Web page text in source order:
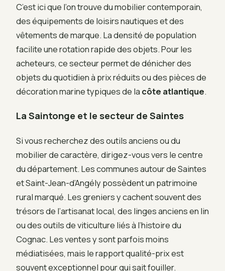
C’est ici que l’on trouve du mobilier contemporain,
des équipements de loisirs nautiques et des
vêtements de marque. La densité de population
facilite une rotation rapide des objets. Pour les
acheteurs, ce secteur permet de dénicher des
objets du quotidien à prix réduits ou des pièces de
décoration marine typiques de la côte atlantique.
La Saintonge et le secteur de Saintes
Si vous recherchez des outils anciens ou du
mobilier de caractère, dirigez-vous vers le centre
du département. Les communes autour de Saintes
et Saint-Jean-d’Angély possèdent un patrimoine
rural marqué. Les greniers y cachent souvent des
trésors de l’artisanat local, des linges anciens en lin
ou des outils de viticulture liés à l’histoire du
Cognac. Les ventes y sont parfois moins
médiatisées, mais le rapport qualité-prix est
souvent exceptionnel pour qui sait fouiller.